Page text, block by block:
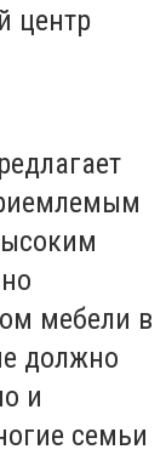
центр
мебели в
должно
и
семьи